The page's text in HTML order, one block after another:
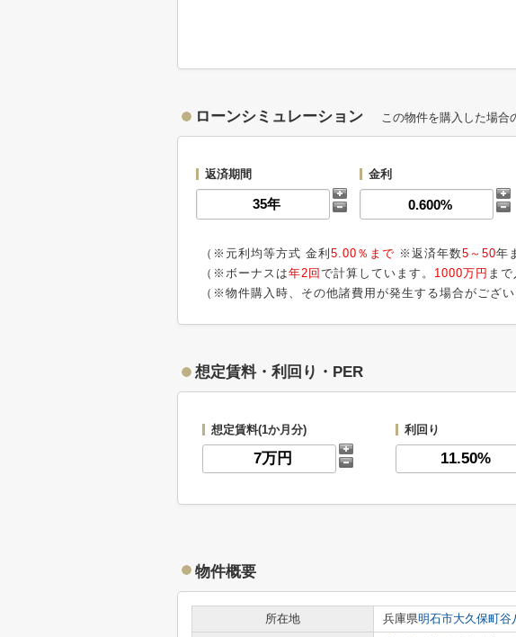
ローンシミュレーション この物件を購入した場合
返済期間 金利
（※元利均等方式 金利 5.00％まで ※返済年数5～50年
（※ボーナスは年2回 で計算しています。 1000万円 まで
（※物件購入時、その他諸費用が発生する場合がござい
想定賃料・利回り・PER
想定賃料(1か月分) 利回り
物件概要
所在地 兵庫県明石市大久保町谷